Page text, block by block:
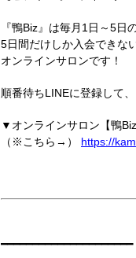
『鴨Biz』は毎月1日～5日
5日間だけしか入会できな
オンラインサロンです！
順番待ちLINEに登録して
▼オンラインサロン【鴨Biz
（※こちら→） https://
━━━━━━━━━━━━━━━━━━━━━